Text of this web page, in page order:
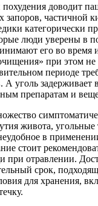
доводит
запоров, частичной
категорически
люди уверены в
его во
при этом не
периоде
А уголь задерживает
препаратам и
живота,
в
стоит
при отравлении.
срок,
для хранения,